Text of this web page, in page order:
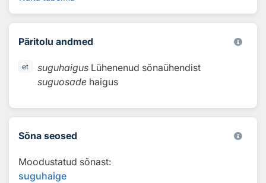
Päritolu andmed
et suguhaigus Lühenenud sõnaühendist
suguosade haigus
Sõna seosed
Moodustatud sõnast:
suguhaige